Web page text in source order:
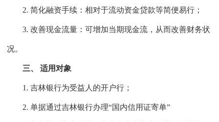
2. 简化融资手续：相对于流动资金贷款等简便易行；
3. 改善现金流量：可增加当期现金流，从而改善财务状
况。
三、 适用对象
1. 吉林银行为受益人的开户行；
2. 单据通过吉林银行办理“国内信用证寄单”